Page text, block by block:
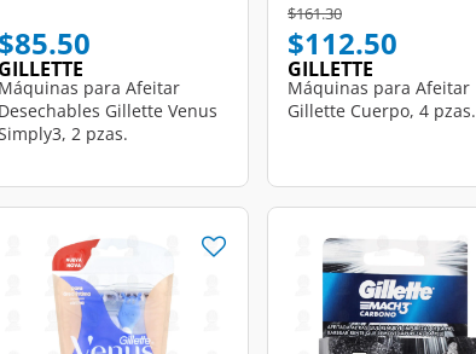
$85.50
GILLETTE
Máquinas para Afeitar
Desechables Gillette Venus
2 pzas.
Price reduced from
$161.30to
$112.50
GILLETTE
Máquinas para Afeitar
Gillette Cuerpo, 4 pzas.